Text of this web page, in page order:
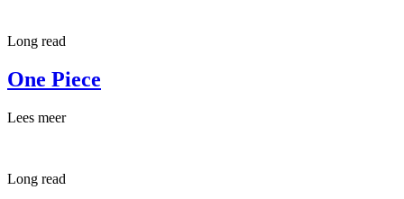
Long read
One Piece
Lees meer
Long read